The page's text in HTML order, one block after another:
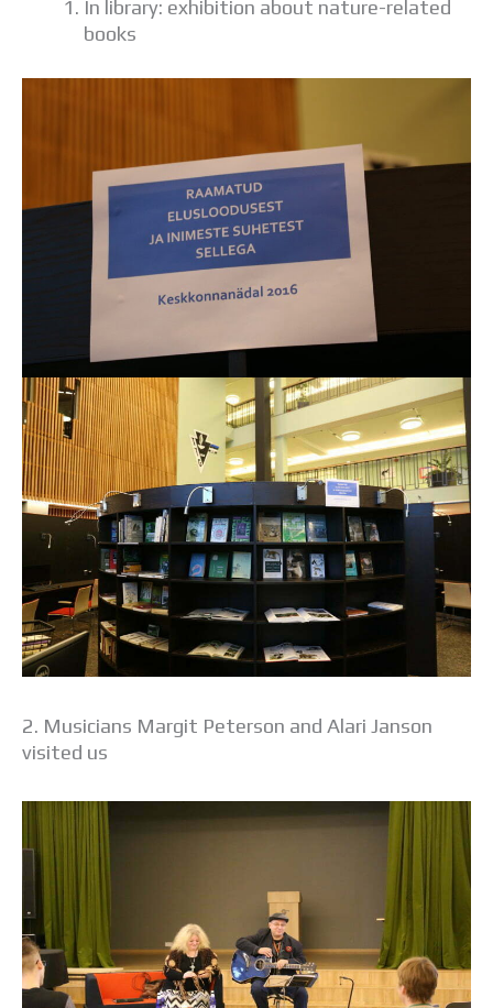
In library: exhibition about nature-related
books
2. Musicians Margit Peterson and Alari Janson
visited us